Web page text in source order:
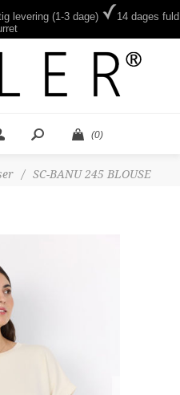
levering (1-3 dage)
14 dages fuld
(0)
/ SC-BANU 245 BLOUSE